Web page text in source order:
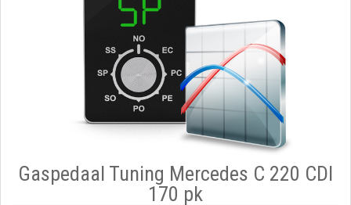
Gaspedaal Tuning Mercedes C 220 CDI
170 pk